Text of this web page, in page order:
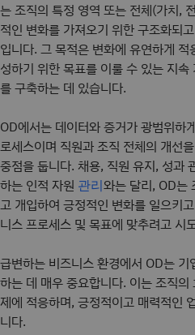
는 조직의 특정 영역 또는 전체(가치,
적인 변화를 가져오기 위한 구조화되
입니다. 그 목적은 변화에 유연하게
성하기 위한 목표를 이룰 수 있는 지
를 구축하는 데 있습니다.
OD에서는 데이터와 증거가 광범위하
로세스이며 직원과 조직 전체의 개선
중점을 둡니다. 채용, 직원 유지, 성과
하는 인적 자원 관리와는 달리, OD는
고 개입하여 긍정적인 변화를 일으키
니스 프로세스 및 목표에 맞추려고 시
급변하는 비즈니스 환경에서 OD는
하는 데 매우 중요합니다. 이는 조직
제에 적응하며, 긍정적이고 매력적인
니다.